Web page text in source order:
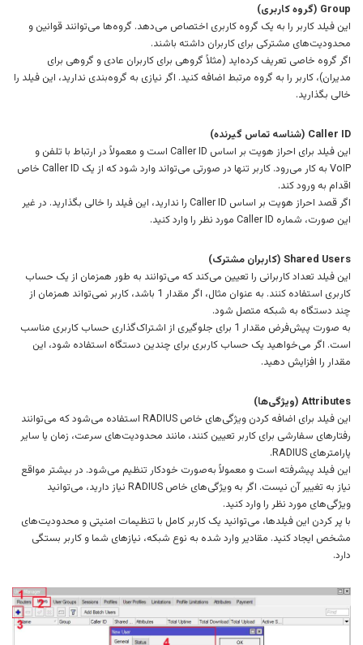
Group (گروه کاربری)
این فیلد کاربر را به یک گروه کاربری اختصاص می‌دهد. گروه‌ها می‌توانند قوانین و
محدودیت‌های مشترکی برای کاربران داشته باشند.
اگر گروه خاصی تعریف کرده‌اید (مثلاً گروهی برای کاربران عادی و گروهی برای
مدیران)، کاربر را به گروه مرتبط اضافه کنید. اگر نیازی به گروه‌بندی ندارید، این فیلد را
خالی بگذارید.
Caller ID (شناسه تماس گیرنده)
این فیلد برای احراز هویت بر اساس Caller ID است و معمولاً در ارتباط با تلفن و
VoIP به کار می‌رود. کاربر تنها در صورتی می‌تواند وارد شود که از یک Caller ID خاص
اقدام به ورود کند.
اگر قصد احراز هویت بر اساس Caller ID را ندارید، این فیلد را خالی بگذارید. در غیر
این صورت، شماره Caller ID مورد نظر را وارد کنید.
Shared Users (کاربران مشترک)
این فیلد تعداد کاربرانی را تعیین می‌کند که می‌توانند به طور همزمان از یک حساب
کاربری استفاده کنند. به عنوان مثال، اگر مقدار 1 باشد، کاربر نمی‌تواند همزمان از
چند دستگاه به شبکه متصل شود.
به صورت پیش‌فرض مقدار 1 برای جلوگیری از اشتراک‌گذاری حساب کاربری مناسب
است. اگر می‌خواهید یک حساب کاربری برای چندین دستگاه استفاده شود، این
مقدار را افزایش دهید.
Attributes (ویژگی‌ها)
این فیلد برای اضافه کردن ویژگی‌های خاص RADIUS استفاده می‌شود که می‌توانند
رفتارهای سفارشی برای کاربر تعیین کنند، مانند محدودیت‌های سرعت، زمان یا سایر
پارامترهای RADIUS.
این فیلد پیشرفته است و معمولاً به‌صورت خودکار تنظیم می‌شود. در بیشتر مواقع
نیاز به تغییر آن نیست. اگر به ویژگی‌های خاص RADIUS نیاز دارید، می‌توانید
ویژگی‌های مورد نظر را وارد کنید.
با پر کردن این فیلدها، می‌توانید یک کاربر کامل با تنظیمات امنیتی و محدودیت‌های
مشخص ایجاد کنید. مقادیر وارد شده به نوع شبکه، نیازهای شما و کاربر بستگی
دارد.